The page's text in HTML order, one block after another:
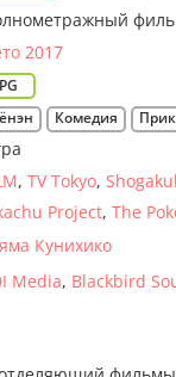
2017
PG
Комедия
TV Tokyo
Project The
Кунихико
Media Blackbird